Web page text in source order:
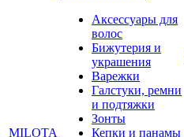
MILOTA
Аксессуары для
волос
Бижутерия и
украшения
Варежки
Галстуки, ремни
и подтяжки
Зонты
Кепки и панамы